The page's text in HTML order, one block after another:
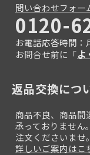
問い合わせフォー
0120-
お電話応答時間：
お問合せ前に「
返品交換につ
商品不良、商品
承っておりません
注文くださいませ。
詳しいご案内はこ